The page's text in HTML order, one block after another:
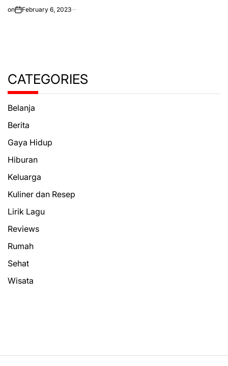
on February 6, 2023
CATEGORIES
Belanja
Berita
Gaya Hidup
Hiburan
Keluarga
Kuliner dan Resep
Lirik Lagu
Reviews
Rumah
Sehat
Wisata